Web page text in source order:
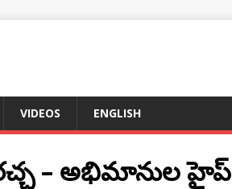
VIDEOS ENGLISH
– అభిమానుల హైప్